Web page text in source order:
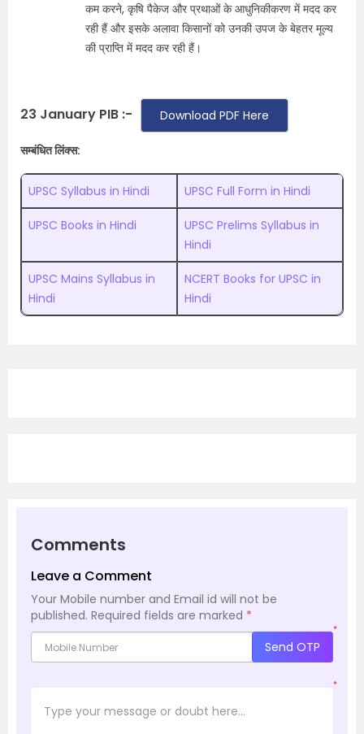
कम करने, कृषि पैकेज और प्रथाओं के आधुनिकीकरण में मदद कर
रही हैं और इसके अलावा किसानों को उनकी उपज के बेहतर मूल्य
की प्राप्ति में मदद कर रही हैं।
23 January PIB :- Download PDF Here
सम्बंधित लिंक्स:
UPSC Syllabus in Hindi UPSC Full Form in Hindi
UPSC Books in Hindi
UPSC Prelims Syllabus in
Hindi
UPSC Mains Syllabus in
Hindi
NCERT Books for UPSC in
Hindi
Comments
Leave a Comment
Your Mobile number and Email id will not be
published. Required fields are marked *
*
Send OTP
*